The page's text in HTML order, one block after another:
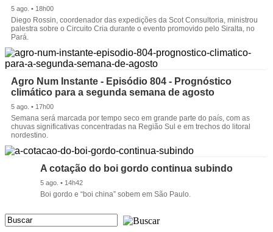
5 ago. • 18h00
Diego Rossin, coordenador das expedições da Scot Consultoria, ministrou
palestra sobre o Circuito Cria durante o evento promovido pelo Siralta, no
Pará.
Agro Num Instante - Episódio 804 - Prognóstico
climático para a segunda semana de agosto
5 ago. • 17h00
Semana será marcada por tempo seco em grande parte do país, com as
chuvas significativas concentradas na Região Sul e em trechos do litoral
nordestino.
A cotação do boi gordo continua subindo
5 ago. • 14h42
Boi gordo e “boi china” sobem em São Paulo.